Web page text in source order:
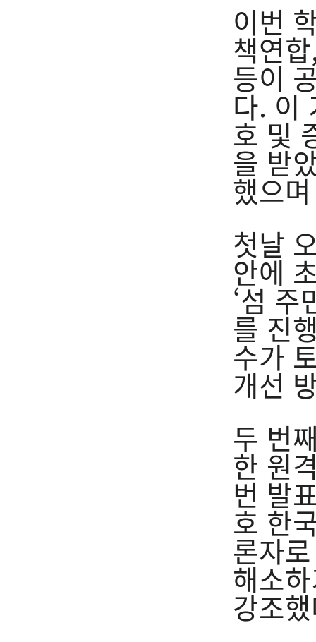
이번
책연
등이
다. 이
호 및
을 받
했으
첫날
안에
‘섬
를 진
수가
개선
두 번
한 원
번 발
호 한
론자
해소
강조